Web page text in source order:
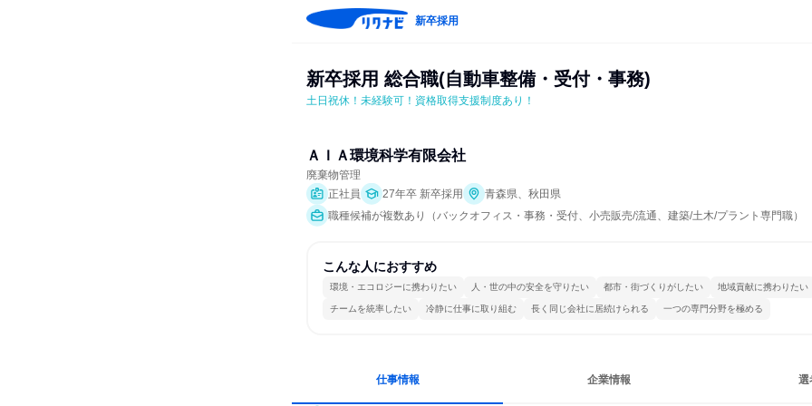
新卒採用
新卒採用 総合職(自動車整備・受付・事務)
土日祝休！未経験可！資格取得支援制度あり！
ＡＩＡ環境科学有限会社
廃棄物管理
正社員
27年卒 新卒採用
青森県、秋田県
職種候補が複数あり（バックオフィス・事務・受付、小売販売/流通、建築/土木/プラント専門職）
こんな人におすすめ
環境・エコロジーに携わりたい 人・世の中の安全を守りたい 都市・街づくりがしたい 地域貢献に携わりたい
チームを統率したい 冷静に仕事に取り組む 長く同じ会社に居続けられる 一つの専門分野を極める
仕事情報 企業情報 選